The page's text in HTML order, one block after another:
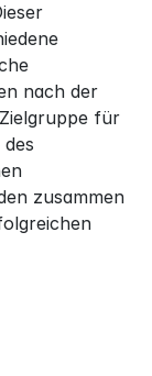
nach der
für
zusammen